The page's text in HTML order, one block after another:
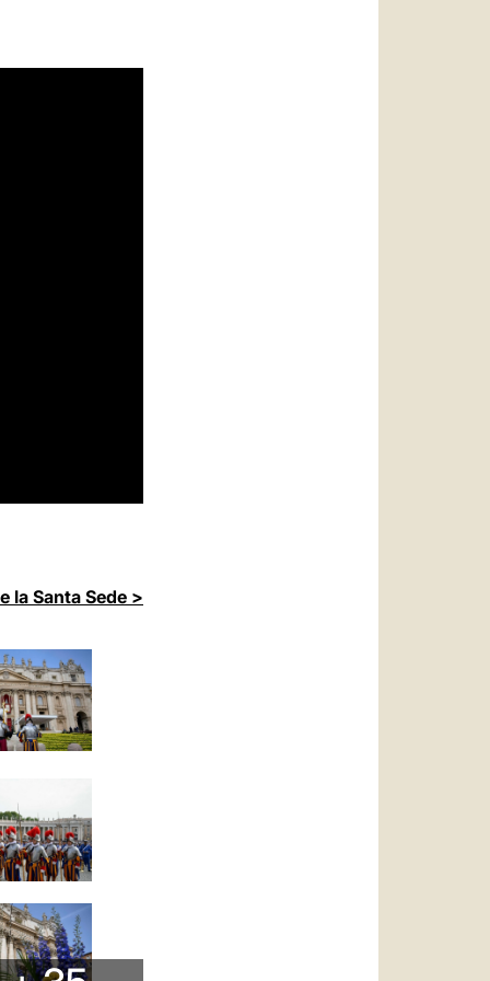
la Santa Sede >